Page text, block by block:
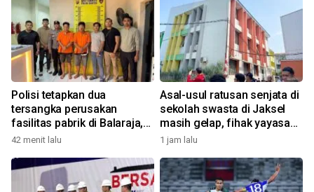
Polisi tetapkan dua
tersangka perusakan
fasilitas pabrik di Balaraja,
motifnya pun terkuak
42 menit lalu
Asal-usul ratusan senjata di
sekolah swasta di Jaksel
masih gelap, fihak yayasan
tak tahu
1 jam lalu